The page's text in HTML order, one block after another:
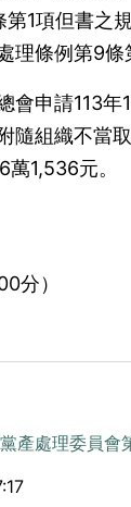
1項但書之
理條例第9條
申請113年
隨組織不當
1,536元。
分）
產處理委員